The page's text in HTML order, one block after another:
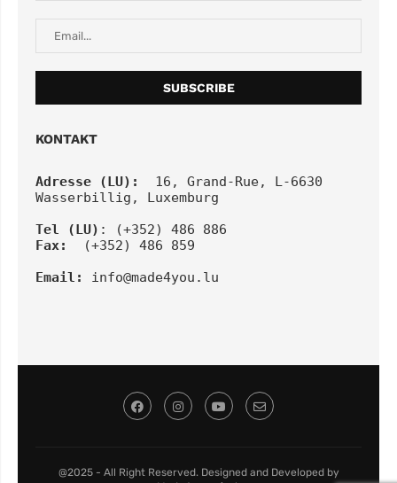
KONTAKT
Adresse (LU):
16, Grand-Rue, L-6630
Wasserbillig, Luxemburg
Tel
(LU) : (+352) 486 886
Fax:
(+352) 486 859
Email:
info@made4you.lu
@2025 - All Right Reserved. Designed and Developed by